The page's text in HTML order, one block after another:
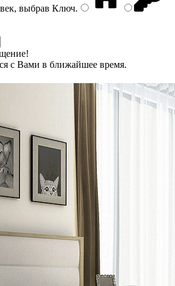
выбрав Ключ.
с Вами в ближайшее время.